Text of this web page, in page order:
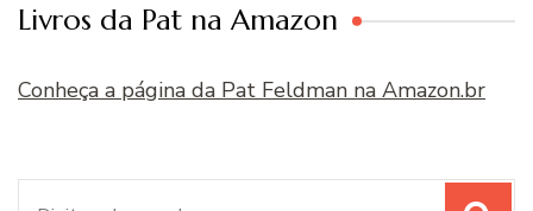
Livros da Pat na Amazon
Conheça a página da Pat Feldman na Amazon.br